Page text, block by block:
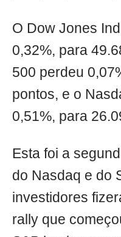
O Dow Jones
0,32%, para
500 perdeu
pontos, e o
0,51%, para
Esta foi a
do Nasdaq e do
investidores
rally que